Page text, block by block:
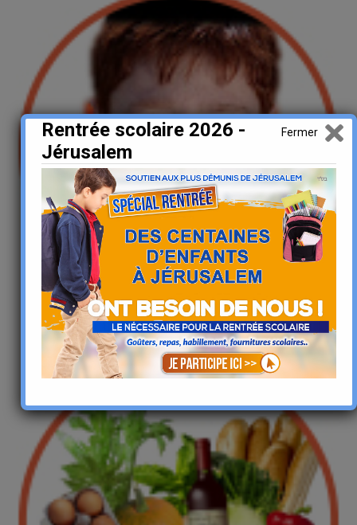
Soutenons ensemble les enfants démunis de
Jérusalem
Rentrée scolaire 2026 -
Jérusalem
Fermer